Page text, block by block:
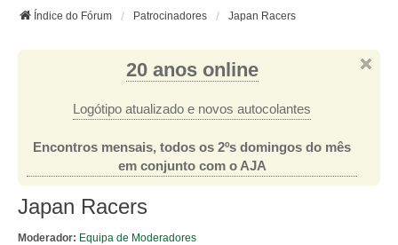
Índice do Fórum Patrocinadores Japan Racers
20 anos online
Logótipo atualizado e novos autocolantes
Encontros mensais, todos os 2ºs domingos do mês
em conjunto com o AJA
Japan Racers
Moderador: Equipa de Moderadores